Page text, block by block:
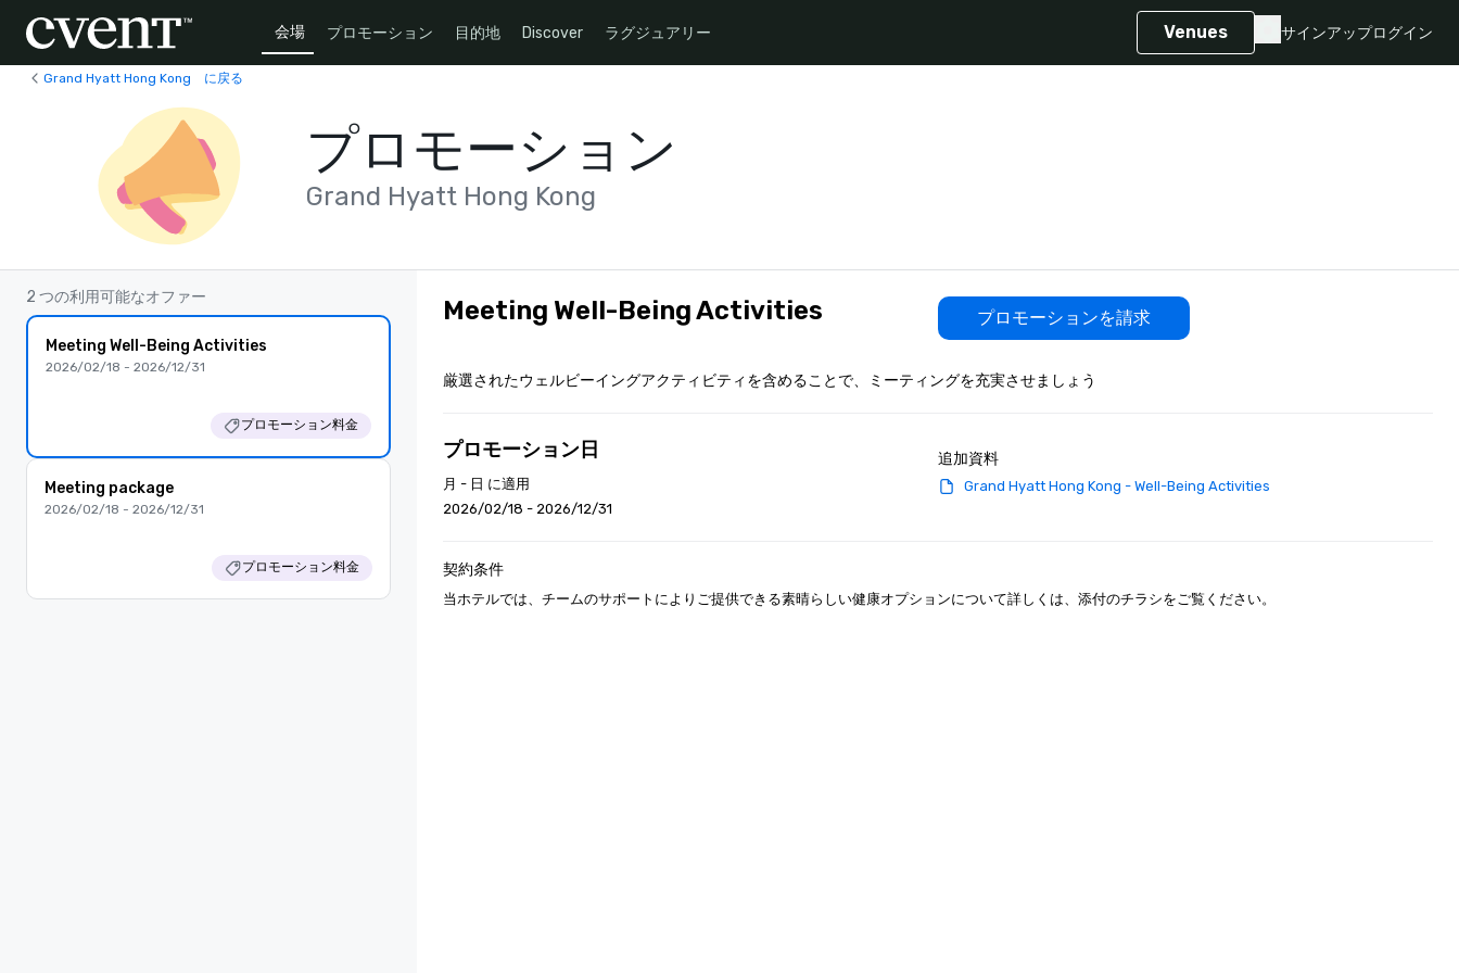
会場 プロモーション 目的地 Discover ラグジュアリー Venues サインアップログイン
Grand Hyatt Hong Kong に戻る
プロモーション
Grand Hyatt Hong Kong
2 つの利用可能なオファー
Meeting Well-Being Activities
2026/02/18 - 2026/12/31
プロモーション料金
Meeting package
2026/02/18 - 2026/12/31
プロモーション料金
Meeting Well-Being Activities プロモーションを請求
厳選されたウェルビーイングアクティビティを含めることで、ミーティングを充実させましょう
プロモーション日
月 - 日 に適用
2026/02/18 - 2026/12/31
追加資料
Grand Hyatt Hong Kong - Well-Being Activities
契約条件
当ホテルでは、チームのサポートによりご提供できる素晴らしい健康オプションについて詳しくは、添付のチラシをご覧ください。